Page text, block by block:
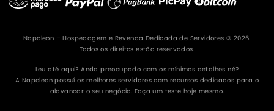
Napoleon – Hospedagem e Revenda Dedicada de Servidores © 2026.
Todos os direitos estão reservados.
Leu até aqui? Anda preocupado com os mínimos detalhes né?
A Napoleon possuí os melhores servidores com recursos dedicados para o
alavancar o seu negócio. Faça um teste hoje mesmo.